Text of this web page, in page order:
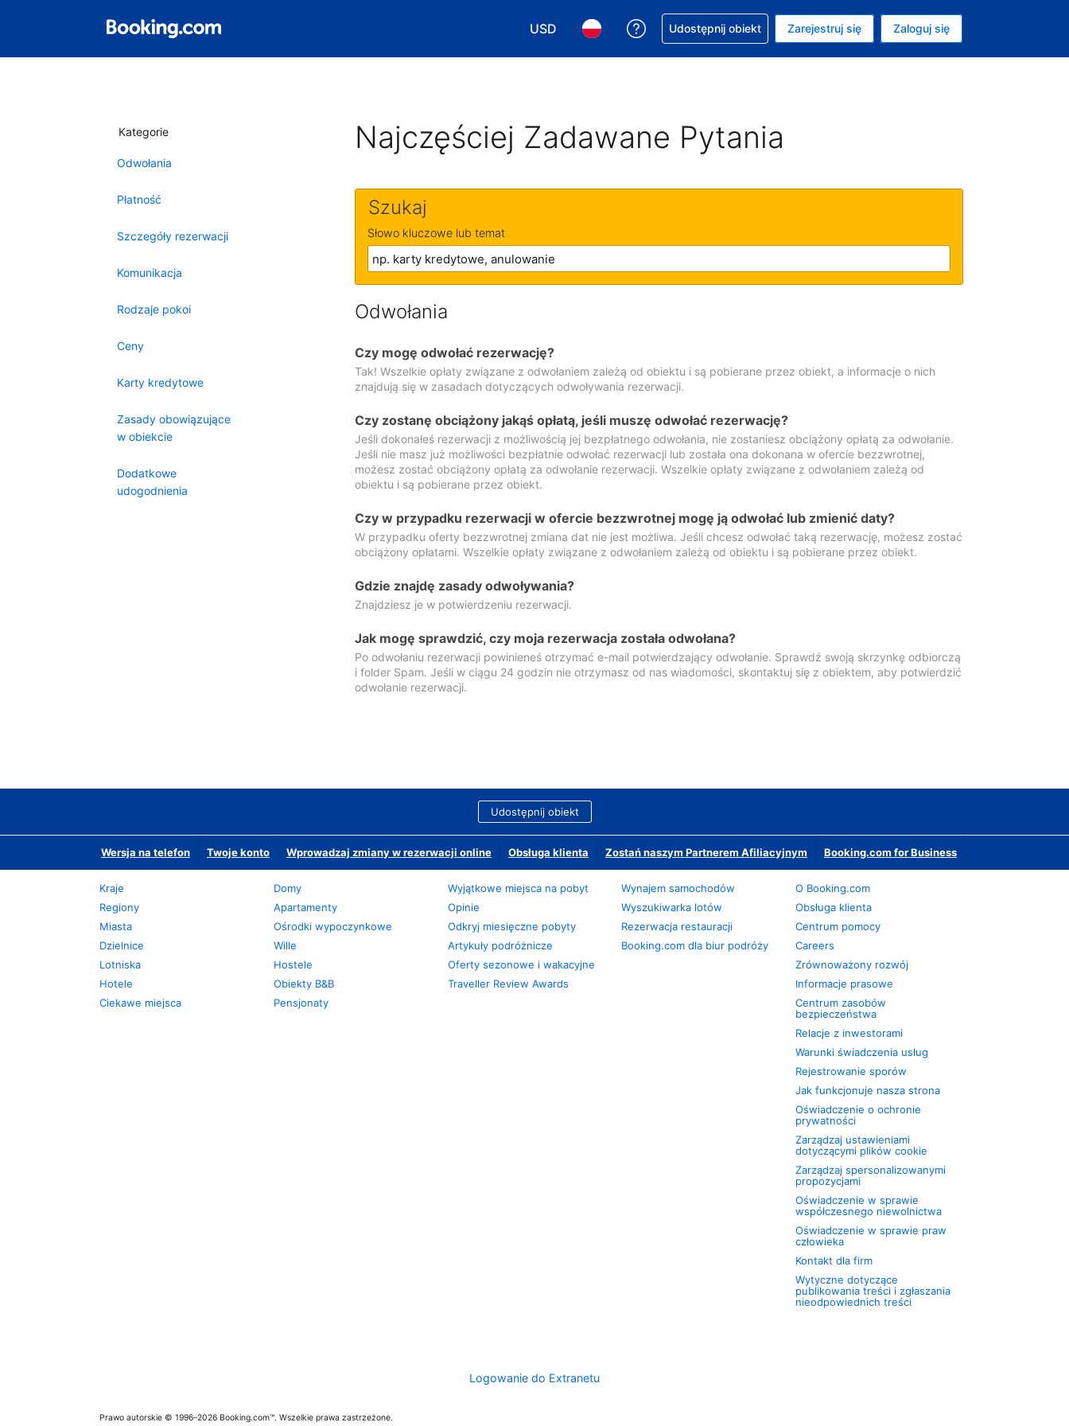
USD
Wybierz walutę. Wybrana waluta to Dolar amerykański
Wybierz język. Wybrany język to Polski
Uzyskaj pomoc w sprawie rezerwacji
Udostępnij obiekt Zarejestruj się Zaloguj się
Kategorie
Odwołania
Płatność
Szczegóły rezerwacji
Komunikacja
Rodzaje pokoi
Ceny
Karty kredytowe
Zasady obowiązujące
w obiekcie
Dodatkowe
udogodnienia
Najczęściej Zadawane Pytania
Szukaj
Słowo kluczowe lub temat
Odwołania
Czy mogę odwołać rezerwację?
Tak! Wszelkie opłaty związane z odwołaniem zależą od obiektu i są pobierane przez obiekt, a informacje o nich
znajdują się w zasadach dotyczących odwoływania rezerwacji.
Czy zostanę obciążony jakąś opłatą, jeśli muszę odwołać rezerwację?
Jeśli dokonałeś rezerwacji z możliwością jej bezpłatnego odwołania, nie zostaniesz obciążony opłatą za odwołanie.
Jeśli nie masz już możliwości bezpłatnie odwołać rezerwacji lub została ona dokonana w ofercie bezzwrotnej,
możesz zostać obciążony opłatą za odwołanie rezerwacji. Wszelkie opłaty związane z odwołaniem zależą od
obiektu i są pobierane przez obiekt.
Czy w przypadku rezerwacji w ofercie bezzwrotnej mogę ją odwołać lub zmienić daty?
W przypadku oferty bezzwrotnej zmiana dat nie jest możliwa. Jeśli chcesz odwołać taką rezerwację, możesz zostać
obciążony opłatami. Wszelkie opłaty związane z odwołaniem zależą od obiektu i są pobierane przez obiekt.
Gdzie znajdę zasady odwoływania?
Znajdziesz je w potwierdzeniu rezerwacji.
Jak mogę sprawdzić, czy moja rezerwacja została odwołana?
Po odwołaniu rezerwacji powinieneś otrzymać e-mail potwierdzający odwołanie. Sprawdź swoją skrzynkę odbiorczą
i folder Spam. Jeśli w ciągu 24 godzin nie otrzymasz od nas wiadomości, skontaktuj się z obiektem, aby potwierdzić
odwołanie rezerwacji.
Udostępnij obiekt
Wersja na telefon Twoje konto Wprowadzaj zmiany w rezerwacji online Obsługa klienta Zostań naszym Partnerem Afiliacyjnym Booking.com for Business
Kraje
Regiony
Miasta
Dzielnice
Lotniska
Hotele
Ciekawe miejsca
Domy
Apartamenty
Ośrodki wypoczynkowe
Wille
Hostele
Obiekty B&B
Pensjonaty
Wyjątkowe miejsca na pobyt
Opinie
Odkryj miesięczne pobyty
Artykuły podróżnicze
Oferty sezonowe i wakacyjne
Traveller Review Awards
Wynajem samochodów
Wyszukiwarka lotów
Rezerwacja restauracji
Booking.com dla biur podróży
O Booking.com
Obsługa klienta
Centrum pomocy
Careers
Zrównoważony rozwój
Informacje prasowe
Centrum zasobów
bezpieczeństwa
Relacje z inwestorami
Warunki świadczenia usług
Rejestrowanie sporów
Jak funkcjonuje nasza strona
Oświadczenie o ochronie
prywatności
Zarządzaj ustawieniami
dotyczącymi plików cookie
Zarządzaj spersonalizowanymi
propozycjami
Oświadczenie w sprawie
współczesnego niewolnictwa
Oświadczenie w sprawie praw
człowieka
Kontakt dla firm
Wytyczne dotyczące
publikowania treści i zgłaszania
nieodpowiednich treści
Logowanie do Extranetu
Prawo autorskie © 1996–2026 Booking.com™. Wszelkie prawa zastrzeżone.